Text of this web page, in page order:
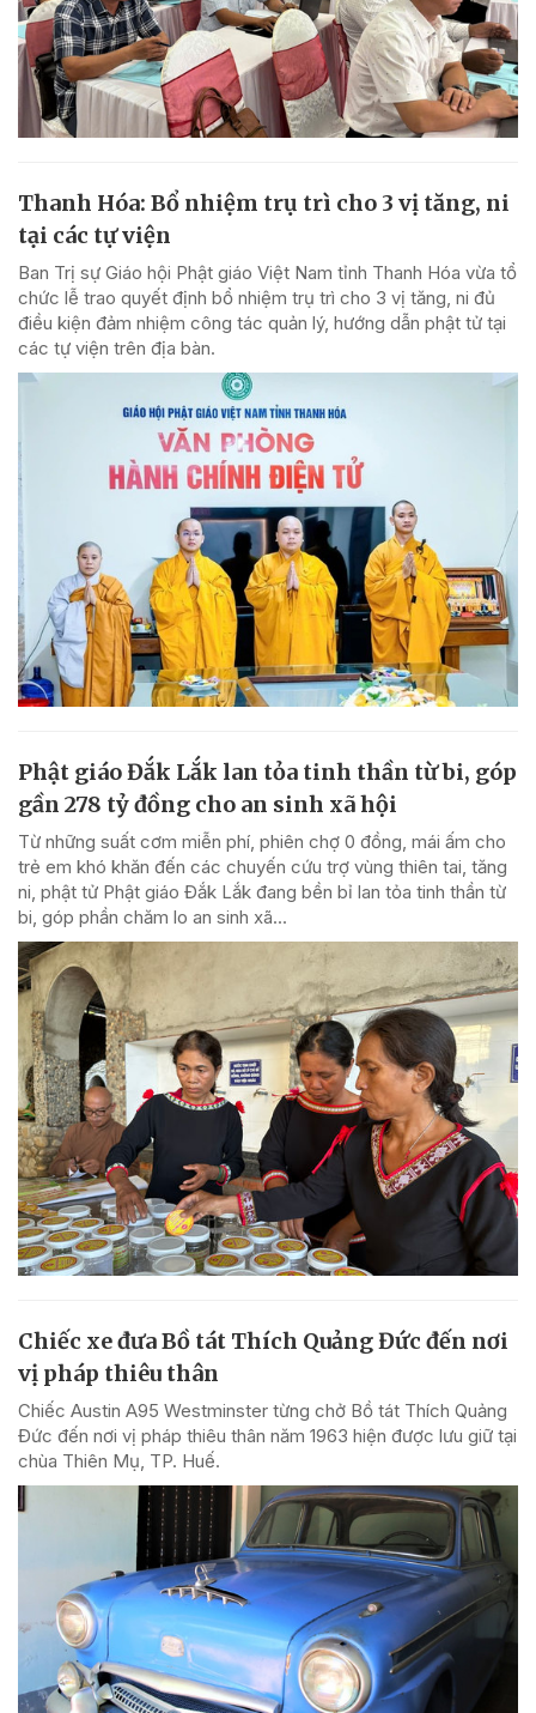
Thanh Hóa: Bổ nhiệm trụ trì cho 3 vị tăng, ni
tại các tự viện
Ban Trị sự Giáo hội Phật giáo Việt Nam tỉnh Thanh Hóa vừa tổ
chức lễ trao quyết định bổ nhiệm trụ trì cho 3 vị tăng, ni đủ
điều kiện đảm nhiệm công tác quản lý, hướng dẫn phật tử tại
các tự viện trên địa bàn.
Phật giáo Đắk Lắk lan tỏa tinh thần từ bi, góp
gần 278 tỷ đồng cho an sinh xã hội
Từ những suất cơm miễn phí, phiên chợ 0 đồng, mái ấm cho
trẻ em khó khăn đến các chuyến cứu trợ vùng thiên tai, tăng
ni, phật tử Phật giáo Đắk Lắk đang bền bỉ lan tỏa tinh thần từ
bi, góp phần chăm lo an sinh xã...
Chiếc xe đưa Bồ tát Thích Quảng Đức đến nơi
vị pháp thiêu thân
Chiếc Austin A95 Westminster từng chở Bồ tát Thích Quảng
Đức đến nơi vị pháp thiêu thân năm 1963 hiện được lưu giữ tại
chùa Thiên Mụ, TP. Huế.